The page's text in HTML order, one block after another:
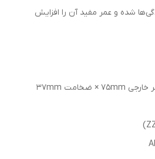
شده و عمر مفید آن را افزایش